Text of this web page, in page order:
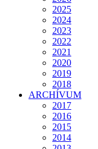
2025
2024
2023
2022
2021
2020
2019
2018
ARCHÍVUM
2017
2016
2015
2014